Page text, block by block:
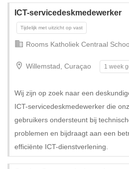
ICT-servicedeskmedewerker
Tijdelijk met uitzicht op vast
Rooms Katholiek Centraal
Willemstad, Curaçao 1 week
Wij zijn op zoek naar een
ICT-servicedeskmedewerker die
gebruikers ondersteunt bij
problemen en bijdraagt aan een
efficiënte ICT-dienstverlening.